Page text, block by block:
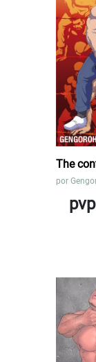
The
por